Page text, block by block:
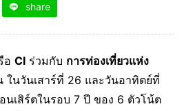
share
อ CI ร่วมกับ การท่องเที่ยวแห่ง
ในวันเสาร์ที่ 26 และวันอาทิตย์ที่
เสิร์ตในรอบ 7 ปี ของ 6 ตัวโน้ต